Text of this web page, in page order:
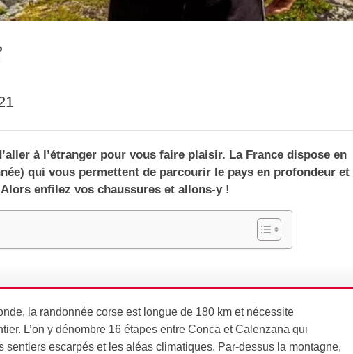
à l’étranger pour vous faire plaisir. La France dispose en
qui vous permettent de parcourir le pays en profondeur et
enfilez vos chaussures et allons-y !
la randonnée corse est longue de 180 km et nécessite
L’on y dénombre 16 étapes entre Conca et Calenzana qui
escarpés et les aléas climatiques. Par-dessus la montagne,